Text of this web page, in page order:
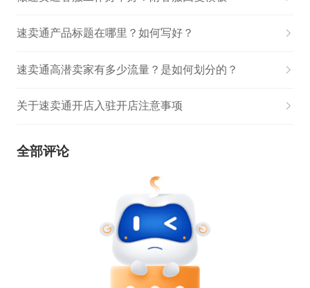
速卖通产品标题在哪里？如何写好？
速卖通高潜卖家有多少流量？是如何划分的？
关于速卖通开店入驻开店注意事项
全部评论